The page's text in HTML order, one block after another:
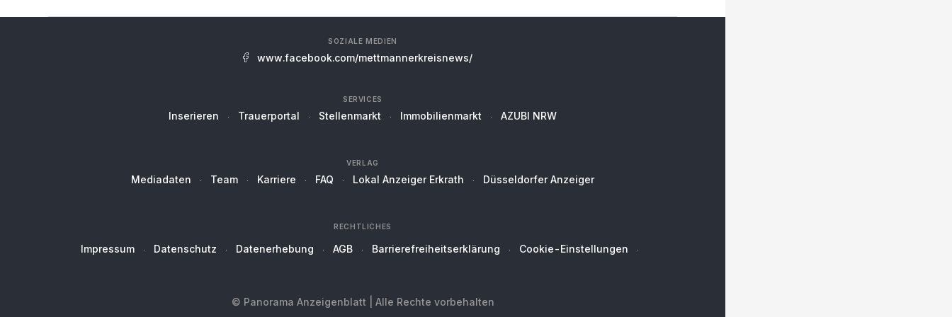
SOZIALE MEDIEN
www.facebook.com/mettmannerkreisnews/
SERVICES
Inserieren Trauerportal Stellenmarkt Immobilienmarkt AZUBI NRW
VERLAG
Mediadaten Team Karriere FAQ Lokal Anzeiger Erkrath Düsseldorfer Anzeiger
RECHTLICHES
Impressum Datenschutz Datenerhebung AGB Barrierefreiheitserklärung Cookie-Einstellungen
© Panorama Anzeigenblatt | Alle Rechte vorbehalten